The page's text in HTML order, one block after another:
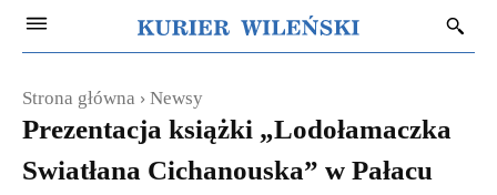
Strona główna Newsy
Prezentacja książki „Lodołamaczka
Swiatłana Cichanouska” w Pałacu